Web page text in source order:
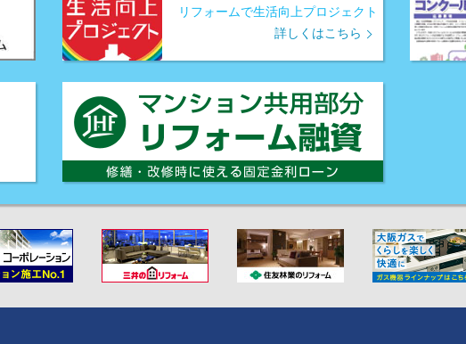
リフォームで生活向上プロジェクト
詳しくはこちら